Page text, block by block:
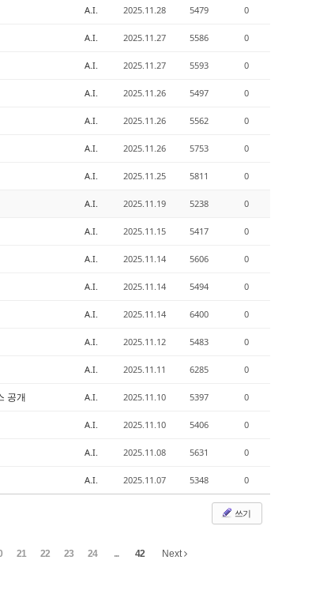
A.I. 2025.11.28 5479 0
A.I. 2025.11.27 5586 0
A.I. 2025.11.27 5593 0
A.I. 2025.11.26 5497 0
A.I. 2025.11.26 5562 0
A.I. 2025.11.26 5753 0
A.I. 2025.11.25 5811 0
A.I. 2025.11.19 5238 0
A.I. 2025.11.15 5417 0
A.I. 2025.11.14 5606 0
A.I. 2025.11.14 5494 0
A.I. 2025.11.14 6400 0
A.I. 2025.11.12 5483 0
A.I. 2025.11.11 6285 0
공개 A.I. 2025.11.10 5397 0
A.I. 2025.11.10 5406 0
A.I. 2025.11.08 5631 0
A.I. 2025.11.07 5348 0
쓰기
21 22 23 24 ... 42 Next